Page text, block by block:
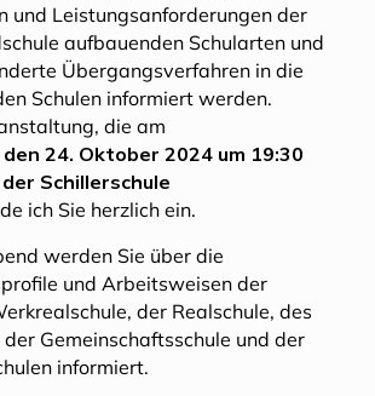
und Leistungsanforderungen der
aufbauenden Schularten und
Übergangsverfahren in die
Schulen informiert werden.
die am
24. Oktober 2024 um 19:30
Schillerschule
ich Sie herzlich ein.
werden Sie über die
und Arbeitsweisen der
der Realschule, des
Gemeinschaftsschule und der
informiert.